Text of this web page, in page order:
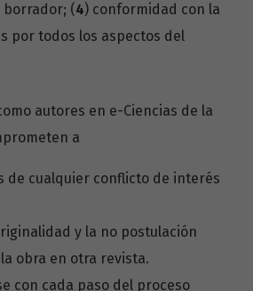
borrador; (4) conformidad con la
por todos los aspectos del
autores en e-Ciencias de la
a
de cualquier conflicto de interés
y la no postulación
obra en otra revista.
con cada paso del proceso